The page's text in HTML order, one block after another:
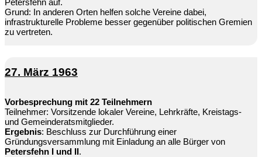
Grund: In anderen Orten helfen solche Vereine dabei,
infrastrukturelle Probleme besser gegenüber politischen Gremien
zu vertreten.
27. März 1963
Vorbesprechung mit 22 Teilnehmern
Teilnehmer: Vorsitzende lokaler Vereine, Lehrkräfte, Kreistags-
und Gemeinderatsmitglieder.
Ergebnis: Beschluss zur Durchführung einer
Gründungsversammlung mit Einladung an alle Bürger von
Petersfehn I und II.